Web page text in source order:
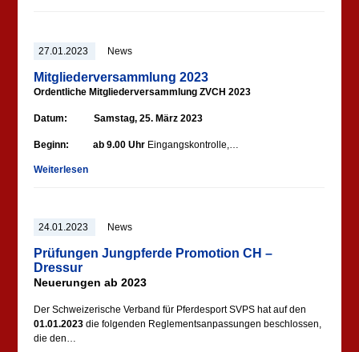
27.01.2023 News
Mitgliederversammlung 2023
Ordentliche Mitgliederversammlung ZVCH 2023
Datum: Samstag, 25. März 2023
Beginn: ab 9.00 Uhr Eingangskontrolle,…
Weiterlesen
24.01.2023 News
Prüfungen Jungpferde Promotion CH –
Dressur
Neuerungen ab 2023
Der Schweizerische Verband für Pferdesport SVPS hat auf den
01.01.2023 die folgenden Reglementsanpassungen beschlossen,
die den…